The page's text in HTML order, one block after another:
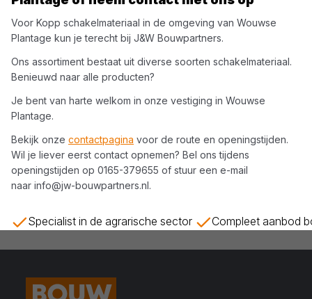
Voor Kopp schakelmateriaal in de omgeving van Wouwse
Plantage kun je terecht bij J&W Bouwpartners.
Ons assortiment bestaat uit diverse soorten schakelmateriaal.
Benieuwd naar alle producten?
Je bent van harte welkom in onze vestiging in Wouwse
Plantage.
Bekijk onze contactpagina voor de route en openingstijden.
Wil je liever eerst contact opnemen? Bel ons tijdens
openingstijden op 0165-379655 of stuur een e-mail
naar info@jw-bouwpartners.nl.
Specialist in de agrarische sector Compleet aanbod